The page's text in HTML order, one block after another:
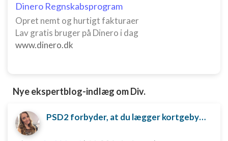
Dinero Regnskabsprogram
Opret nemt og hurtigt fakturaer
Lav gratis bruger på Dinero i dag
www.dinero.dk
Nye ekspertblog-indlæg om Div.
PSD2 forbyder, at du lægger kortgebyret ud til dine kunder fra 1. januar 2018